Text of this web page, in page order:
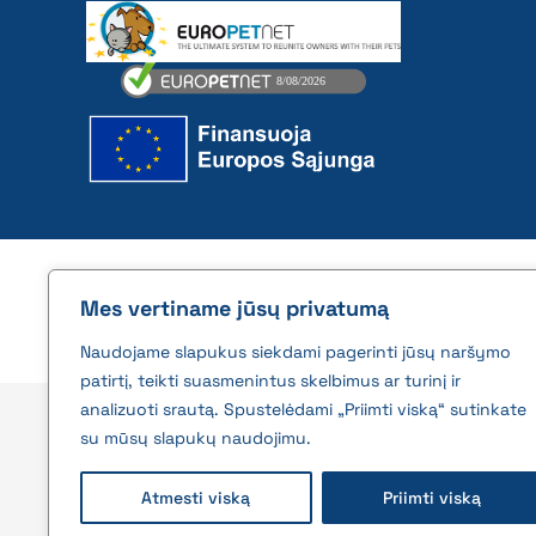
Mes vertiname jūsų privatumą
Naudojame slapukus siekdami pagerinti jūsų naršymo
patirtį, teikti suasmenintus skelbimus ar turinį ir
analizuoti srautą. Spustelėdami „Priimti viską“ sutinkate
su mūsų slapukų naudojimu.
Atmesti viską Priimti viską
2026 © All rights reserved | VĮ Žemės ūkio